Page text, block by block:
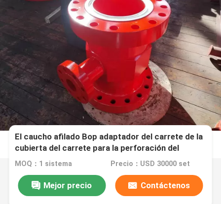
El caucho afilado Bop adaptador del carrete de la
cubierta del carrete para la perforación del
petróleo
MOQ：1 sistema Precio：USD 30000 set
Mejor precio Contáctenos